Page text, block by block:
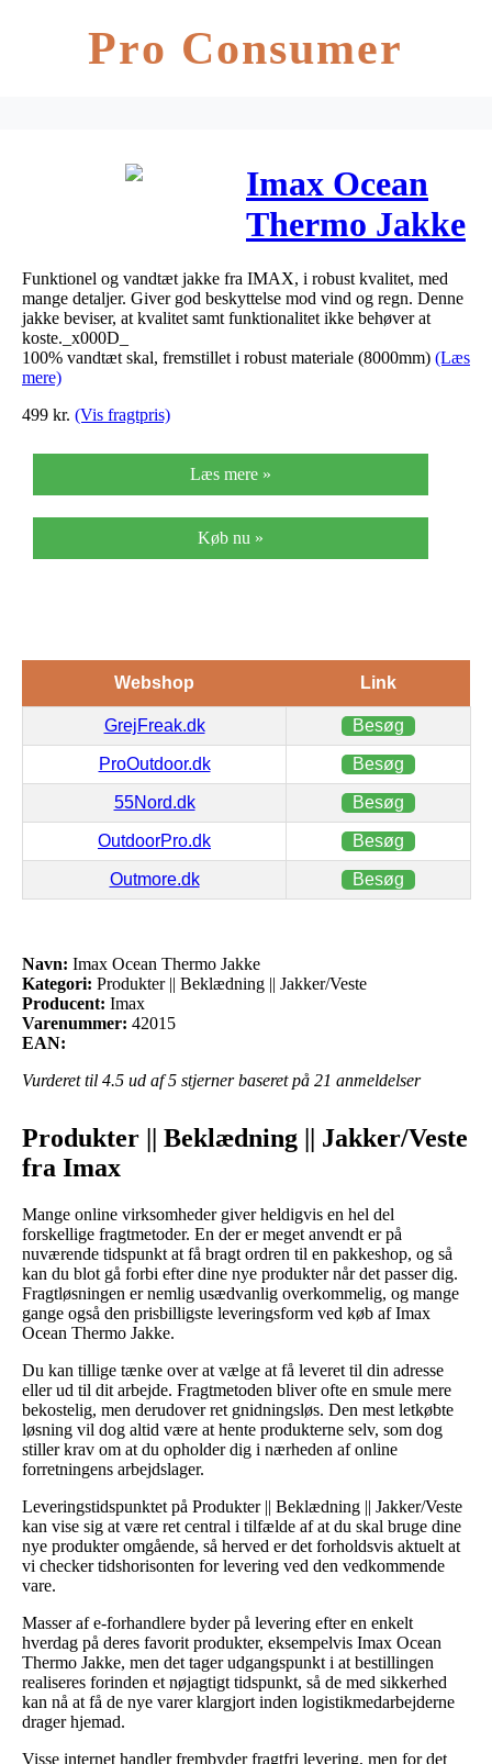
Pro Consumer
Imax Ocean
Thermo Jakke
Funktionel og vandtæt jakke fra IMAX, i robust kvalitet, med
mange detaljer. Giver god beskyttelse mod vind og regn. Denne
jakke beviser, at kvalitet samt funktionalitet ikke behøver at
koste._x000D_
100% vandtæt skal, fremstillet i robust materiale (8000mm) (Læs
mere)
499 kr. (Vis fragtpris)
Læs mere »
Køb nu »
Webshop Link
GrejFreak.dk Besøg
ProOutdoor.dk Besøg
55Nord.dk Besøg
OutdoorPro.dk Besøg
Outmore.dk Besøg
Navn: Imax Ocean Thermo Jakke
Kategori: Produkter || Beklædning || Jakker/Veste
Producent: Imax
Varenummer: 42015
EAN:
Vurderet til 4.5 ud af 5 stjerner baseret på 21 anmeldelser
Produkter || Beklædning || Jakker/Veste
fra Imax
Mange online virksomheder giver heldigvis en hel del
forskellige fragtmetoder. En der er meget anvendt er på
nuværende tidspunkt at få bragt ordren til en pakkeshop, og så
kan du blot gå forbi efter dine nye produkter når det passer dig.
Fragtløsningen er nemlig usædvanlig overkommelig, og mange
gange også den prisbilligste leveringsform ved køb af Imax
Ocean Thermo Jakke.
Du kan tillige tænke over at vælge at få leveret til din adresse
eller ud til dit arbejde. Fragtmetoden bliver ofte en smule mere
bekostelig, men derudover ret gnidningsløs. Den mest letkøbte
løsning vil dog altid være at hente produkterne selv, som dog
stiller krav om at du opholder dig i nærheden af online
forretningens arbejdslager.
Leveringstidspunktet på Produkter || Beklædning || Jakker/Veste
kan vise sig at være ret central i tilfælde af at du skal bruge dine
nye produkter omgående, så herved er det forholdsvis aktuelt at
vi checker tidshorisonten for levering ved den vedkommende
vare.
Masser af e-forhandlere byder på levering efter en enkelt
hverdag på deres favorit produkter, eksempelvis Imax Ocean
Thermo Jakke, men det tager udgangspunkt i at bestillingen
realiseres forinden et nøjagtigt tidspunkt, så de med sikkerhed
kan nå at få de nye varer klargjort inden logistikmedarbejderne
drager hjemad.
Visse internet handler frembyder fragtfri levering, men for det